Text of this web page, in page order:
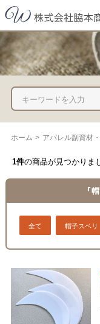
ホーム > アパレル副資材
1件の商品が見つかりま
『
全て 帽子スベリ